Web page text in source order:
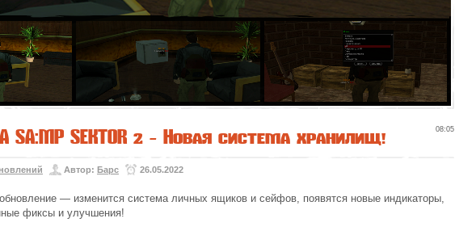
08:05
SA:MP SEKTOR 2 - Новая система хранилищ!
Автор: Барс 26.05.2022
— изменится система личных ящиков и сейфов, появятся новые индикаторы,
фиксы и улучшения!